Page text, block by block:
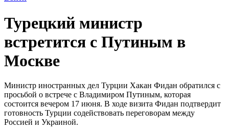
Турецкий министр
встретится с Путиным в
Москве
Министр иностранных дел Турции Хакан Фидан обратился с
просьбой о встрече с Владимиром Путиным, которая
состоится вечером 17 июня. В ходе визита Фидан подтвердит
готовность Турции содействовать переговорам между
Россией и Украиной.